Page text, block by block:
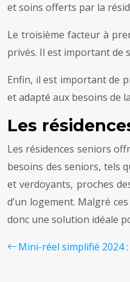
et soins offerts par la
Le troisième facteur à
privés. Il est important de
Enfin, il est important de
et adapté aux besoins de
Les
Les résidences seniors
besoins des seniors, tels
et verdoyants, proches
d’un logement. Malgré
donc une solution idéale
Mini-réel simplifié 2024